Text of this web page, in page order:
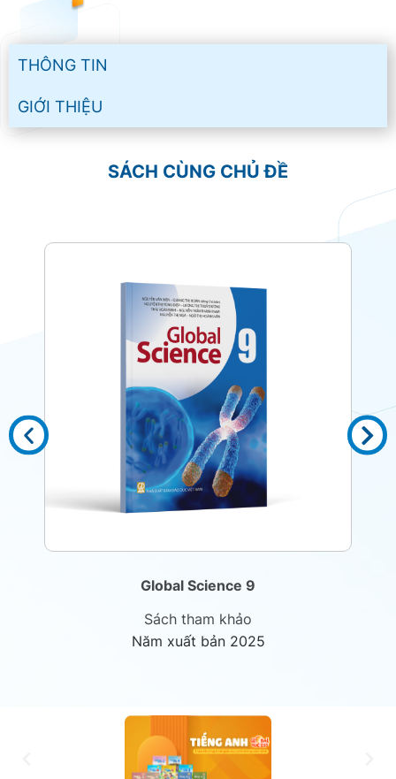
THÔNG TIN
GIỚI THIỆU
SÁCH CÙNG CHỦ ĐỀ
Global Science 9
Sách tham khảo
Năm xuất bản 2025